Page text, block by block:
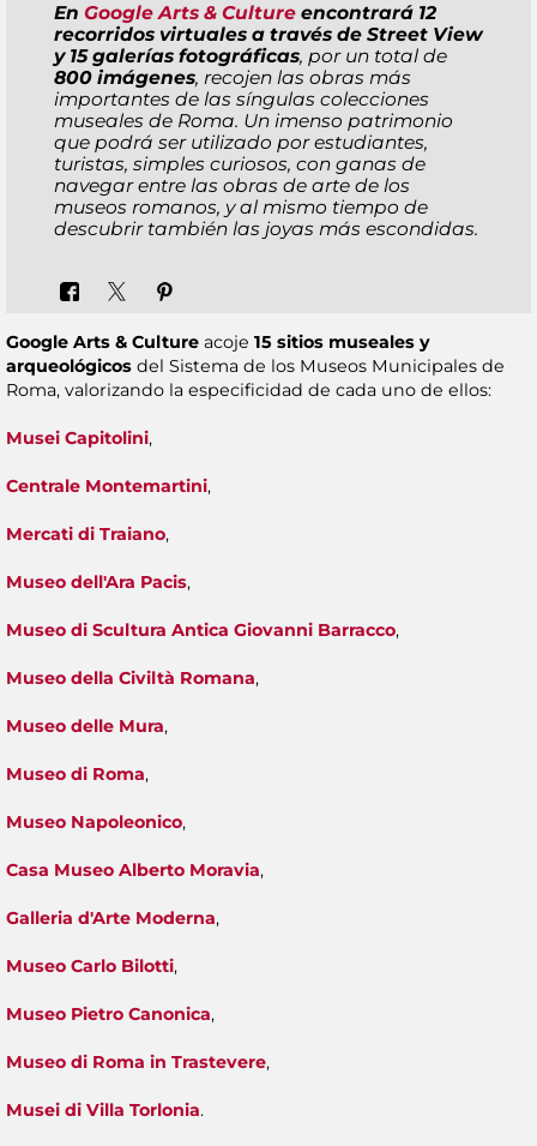
En Google Arts & Culture encontrará 12
recorridos virtuales a través de Street View
y 15 galerías fotográficas, por un total de
800 imágenes, recojen las obras más
importantes de las síngulas colecciones
museales de Roma. Un imenso patrimonio
que podrá ser utilizado por estudiantes,
turistas, simples curiosos, con ganas de
navegar entre las obras de arte de los
museos romanos, y al mismo tiempo de
descubrir también las joyas más escondidas.
Google Arts & Culture acoje 15 sitios museales y
arqueológicos del Sistema de los Museos Municipales de
Roma, valorizando la especificidad de cada uno de ellos:
Musei Capitolini,
Centrale Montemartini,
Mercati di Traiano,
Museo dell'Ara Pacis,
Museo di Scultura Antica Giovanni Barracco,
Museo della Civiltà Romana,
Museo delle Mura,
Museo di Roma,
Museo Napoleonico,
Casa Museo Alberto Moravia,
Galleria d'Arte Moderna,
Museo Carlo Bilotti,
Museo Pietro Canonica,
Museo di Roma in Trastevere,
Musei di Villa Torlonia.